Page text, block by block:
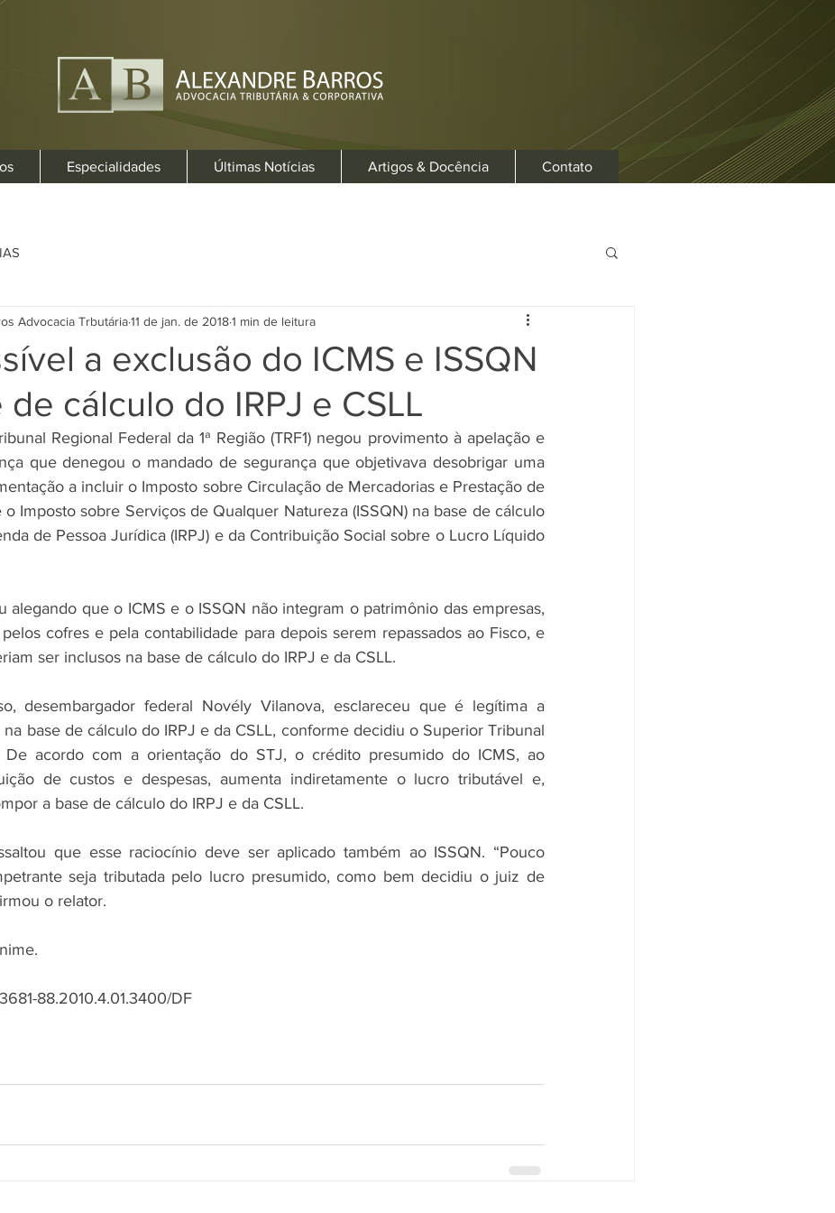
Especialidades Últimas Notícias Artigos & Docência Contato
a exclusão do ICMS e ISSQN
de cálculo do IRPJ e CSLL
Advocacia Trbutária11 de jan. de 20181 min de leitura
Regional Federal da 1ª Região (TRF1) negou provimento à apelação e
que denegou o mandado de segurança que objetivava desobrigar uma
a incluir o Imposto sobre Circulação de Mercadorias e Prestação de
o Imposto sobre Serviços de Qualquer Natureza (ISSQN) na base de cálculo
de Pessoa Jurídica (IRPJ) e da Contribuição Social sobre o Lucro Líquido
alegando que o ICMS e o ISSQN não integram o patrimônio das empresas,
cofres e pela contabilidade para depois serem repassados ao Fisco, e
ser inclusos na base de cálculo do IRPJ e da CSLL.
desembargador federal Novély Vilanova, esclareceu que é legítima a
na base de cálculo do IRPJ e da CSLL, conforme decidiu o Superior Tribunal
De acordo com a orientação do STJ, o crédito presumido do ICMS, ao
de custos e despesas, aumenta indiretamente o lucro tributável e,
a base de cálculo do IRPJ e da CSLL.
que esse raciocínio deve ser aplicado também ao ISSQN. “Pouco
seja tributada pelo lucro presumido, como bem decidiu o juiz de
o relator.
88.2010.4.01.3400/DF